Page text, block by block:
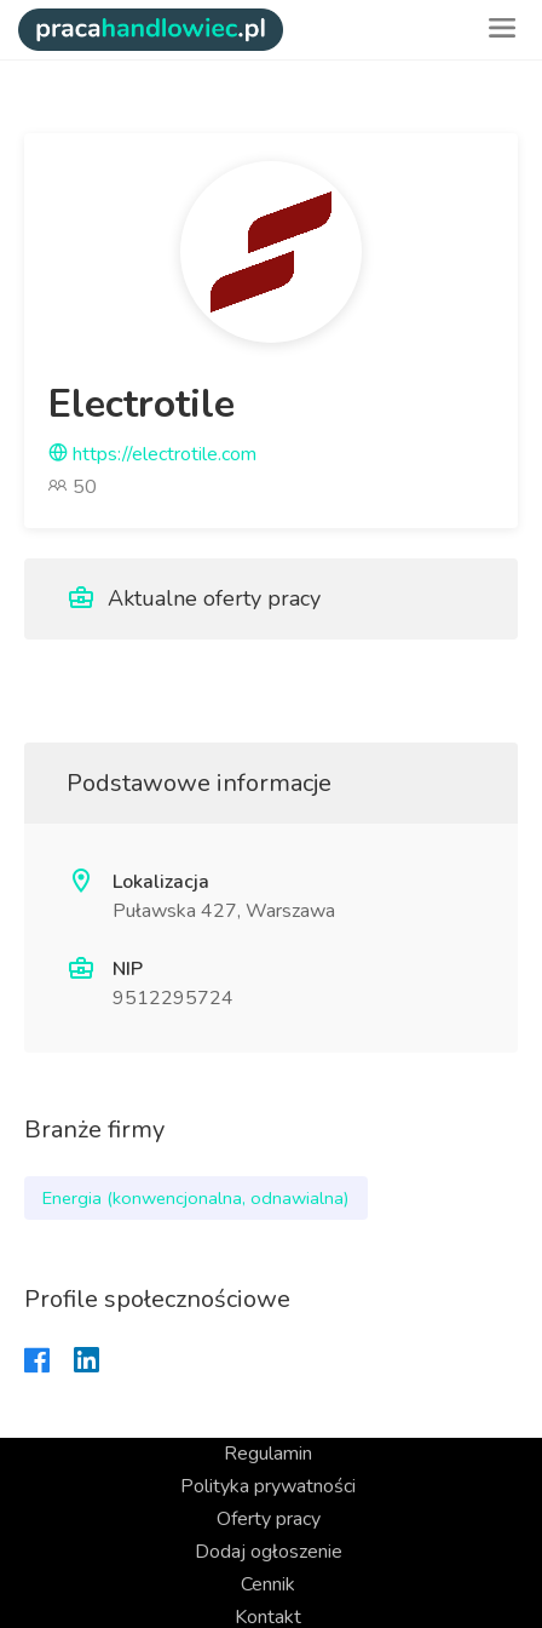
Electrotile
https://electrotile.com
50
Aktualne oferty pracy
Podstawowe informacje
Lokalizacja
Puławska 427, Warszawa
NIP
9512295724
Branże firmy
Energia (konwencjonalna, odnawialna)
Profile społecznościowe
Regulamin
Polityka prywatności
Oferty pracy
Dodaj ogłoszenie
Cennik
Kontakt